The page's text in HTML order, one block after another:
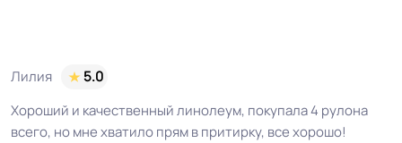
ISO
Остаточная
Лилия
5.0
Хороший и качественный линолеум, покупала 4 рулона
всего, но мне хватило прям в притирку, все хорошо!